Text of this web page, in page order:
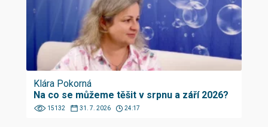
Klára Pokorná
Na co se můžeme těšit v srpnu a září 2026?
15132 31. 7. 2026 24:17